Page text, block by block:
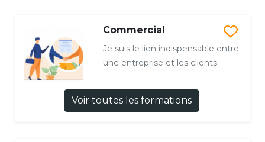
Commercial
Je suis le lien indispensable entre
une entreprise et les clients
Voir toutes les formations